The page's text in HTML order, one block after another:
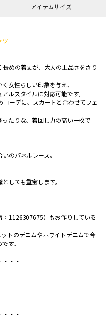
アイテムサイズ
ツ
めの着丈が、大人の上品さをさり
女性らしい印象を与え、
ルスタイルに対応可能です。
ーデに、スカートと合わせてフェ
たりな、着回し力の高い一枚で
のパネルレース。
しても重宝します。
：1126307675）もお作りしている
トのデニムやホワイトデニムで今
す。
・・
・・